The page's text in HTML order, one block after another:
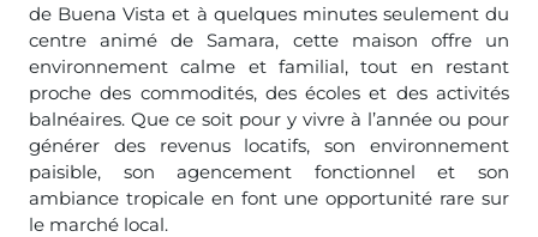
de Buena Vista et à quelques minutes seulement du
centre animé de Samara, cette maison offre un
environnement calme et familial, tout en restant
proche des commodités, des écoles et des activités
balnéaires. Que ce soit pour y vivre à l’année ou pour
générer des revenus locatifs, son environnement
paisible, son agencement fonctionnel et son
ambiance tropicale en font une opportunité rare sur
le marché local.